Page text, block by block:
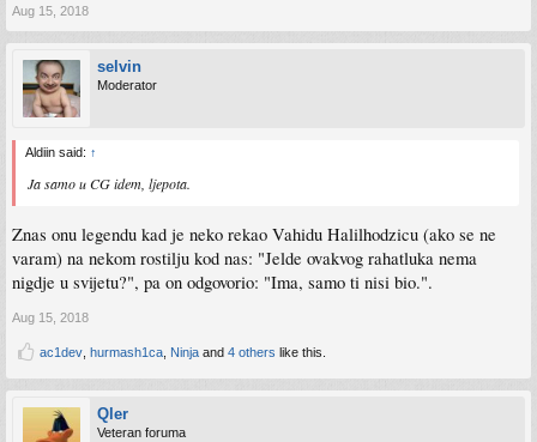
Aug 15, 2018
selvin
Moderator
Aldiin said: ↑
Ja samo u CG idem, ljepota.
Znas onu legendu kad je neko rekao Vahidu Halilhodzicu (ako se ne
varam) na nekom rostilju kod nas: "Jelde ovakvog rahatluka nema
nigdje u svijetu?", pa on odgovorio: "Ima, samo ti nisi bio.".
Aug 15, 2018
ac1dev hurmash1ca Ninja and 4 others like this.
Qler
Veteran foruma